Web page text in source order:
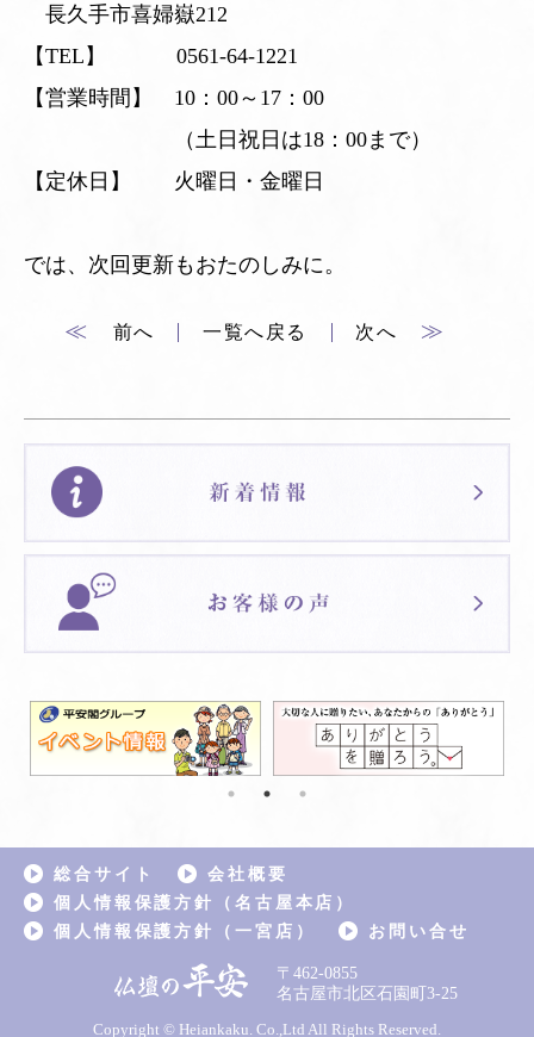
長久手市喜婦嶽212
【TEL】 0561-64-1221
【営業時間】 10：00～17：00
（土日祝日は18：00まで）
【定休日】 火曜日・金曜日
では、次回更新もおたのしみに。
≪ 前へ 一覧へ戻る 次へ ≫
総合サイト
会社概要
個人情報保護方針（名古屋本店）
個人情報保護方針（一宮店）
お問い合せ
〒462-0855
名古屋市北区石園町3-25
Copyright © Heiankaku. Co.,Ltd All Rights Reserved.